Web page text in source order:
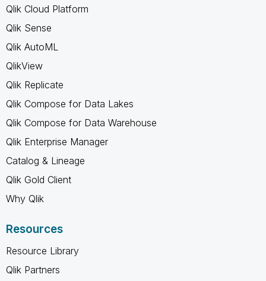
Qlik Cloud Platform
Qlik Sense
Qlik AutoML
QlikView
Qlik Replicate
Qlik Compose for Data Lakes
Qlik Compose for Data Warehouse
Qlik Enterprise Manager
Catalog & Lineage
Qlik Gold Client
Why Qlik
Resources
Resource Library
Qlik Partners